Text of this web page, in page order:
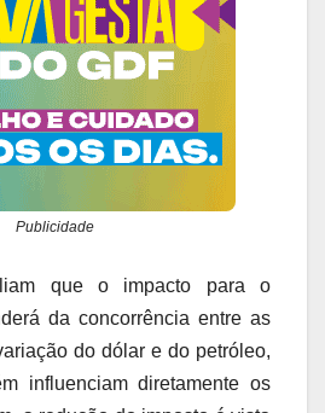
Publicidade
que o impacto para o
da concorrência entre as
do dólar e do petróleo,
influenciam diretamente os